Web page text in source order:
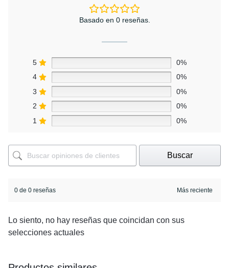
Basado en 0 reseñas.
5
0%
4
0%
3
0%
2
0%
1
0%
Buscar
0 de 0 reseñas
Lo siento, no hay reseñas que coincidan con sus
selecciones actuales